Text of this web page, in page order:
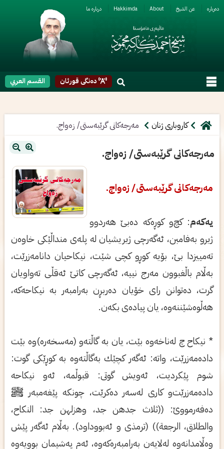
عن الشیخ Hakkimda About دربارە ما
القسم العربي دەنگی قورئان
کاروباری ژنان مه‌رجه‌كانی گرێبه‌ستی/ زه‌واج.
مه‌رجه‌كانی گرێبه‌ستی/ زه‌واج.
مه‌رجه‌كانی گرێبه‌ستی/ زه‌واج.
یه‌كه‌م: كچ‌و كوڕه‌كه‌ ده‌بێ هه‌ردوو
ژیر‌و به‌فامبن، ئه‌گه‌رچی ژیریشیان له‌ پله‌ی منداڵێكی خاوه‌ن
ته‌مییزدا بێ، بۆیه‌ كوڕو كچی شێت، نیكاحیان دانامه‌زرێت،
به‌ڵام باڵغبوون مه‌رج نییه‌، ئه‌گه‌رچی كاتێ ئه‌قڵی ته‌واویان
گرت، ده‌توانن رای خۆیان ده‌ربڕن به‌رامبه‌ر به‌ نیكاحه‌كه‌،
هه‌ڵوه‌شێننه‌وه‌، یان پیاده‌ی بكه‌ن.
* نیكاح چ له‌ناخه‌وه‌ بێت، یان به‌ گاڵته‌و (مه‌سخه‌ره‌)وه‌ بێت
داده‌مه‌زرێت، واته‌: ئه‌گه‌ر كچێك به‌گاڵته‌وه‌ به‌ كوڕێكی گوت:
شوم پێكردیت، ئه‌ویش گوتی: قبوڵمه‌، ئه‌و نیكاحه‌
داده‌مه‌زرێت‌و كاری له‌سه‌ر ده‌كرێت، چونكه‌ پێغه‌مبه‌ر ﷺ
ده‌فه‌رمووێ: ((ثلاث جدهن جد، وهزلهن جد: النكاح،
والطلاق، الرجعة)) (ترمذی و ئه‌بووداود). به‌ڵام ئه‌گه‌ر پێش
وه‌ڵامدانه‌وه‌ له‌لایه‌ن به‌رامبه‌ره‌كه‌وه‌، ئه‌م په‌شیمان بوویه‌وه‌